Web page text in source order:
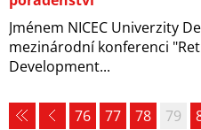
Jménem NICEC Univerzity
mezinárodní konferenci
Development...
76 77 78 79